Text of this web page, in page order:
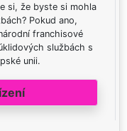
si, že byste si mohla
Pokud ano,
franchisové
službách s
unii.